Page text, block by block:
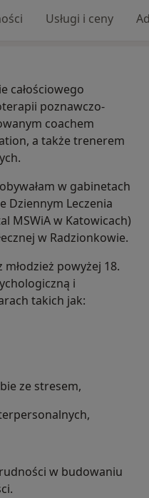
Usługi i ceny
całościowego
poznawczo-
coachem
a także trenerem
w gabinetach
Dziennym Leczenia
MSWiA w Katowicach)
w Radzionkowie.
powyżej 18.
i
takich jak:
ze stresem,
w budowaniu